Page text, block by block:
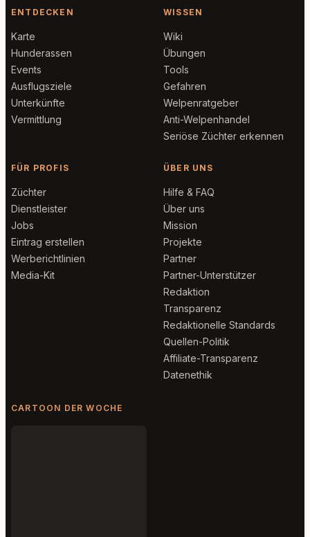
ENTDECKEN
Karte
Hunderassen
Events
Ausflugsziele
Unterkünfte
Vermittlung
WISSEN
Wiki
Übungen
Tools
Gefahren
Welpenratgeber
Anti-Welpenhandel
Seriöse Züchter erkennen
FÜR PROFIS
Züchter
Dienstleister
Jobs
Eintrag erstellen
Werberichtlinien
Media-Kit
ÜBER UNS
Hilfe & FAQ
Über uns
Mission
Projekte
Partner
Partner-Unterstützer
Redaktion
Transparenz
Redaktionelle Standards
Quellen-Politik
Affiliate-Transparenz
Datenethik
CARTOON DER WOCHE